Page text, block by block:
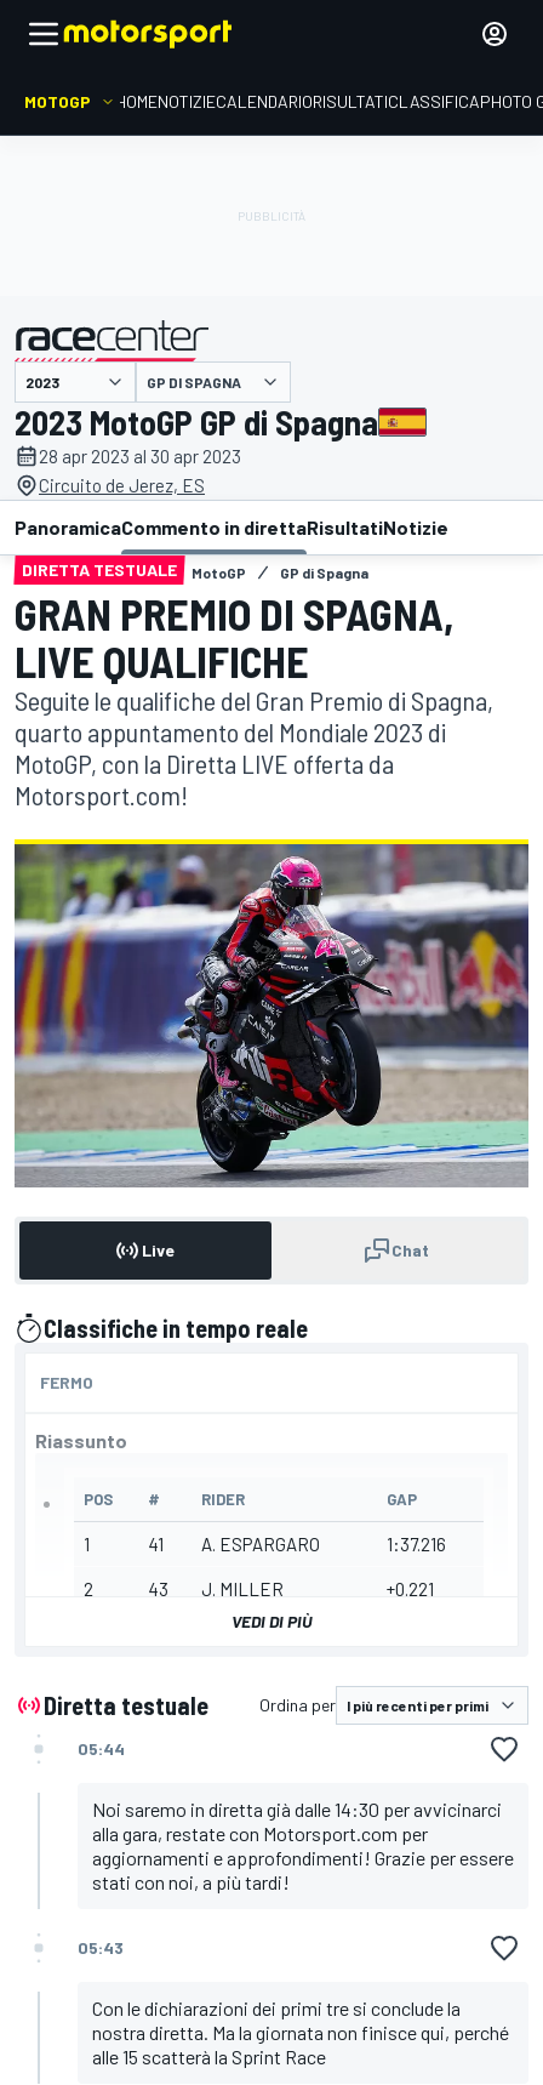
MOTOGP HOMENOTIZIECALENDARIORISULTATICLASSIFICAPHOTO
GP DI SPAGNA
2023 MotoGP GP di Spagna
28 apr 2023 al 30 apr 2023
Circuito de Jerez, ES
PanoramicaCommento in direttaRisultatiNotizie
DIRETTA TESTUALE MotoGP GP di Spagna
GRAN PREMIO DI SPAGNA,
LIVE QUALIFICHE
Seguite le qualifiche del Gran Premio di Spagna,
quarto appuntamento del Mondiale 2023 di
MotoGP, con la Diretta LIVE offerta da
Motorsport.com!
Live Chat
Classifiche in tempo reale
FERMO
Riassunto
POS # RIDER GAP
1 41 A. ESPARGARO 1:37.216
2 43 J. MILLER +0.221
J. MARTIN
+0.341
88 M. OLIVEIRA +0.380
8 5 J. ZARCO +0.400
10
VEDI DI PIÙ
Diretta testuale Ordina per
05:44
Noi saremo in diretta già dalle 14:30 per avvicinarci
alla gara, restate con Motorsport.com per
aggiornamenti e approfondimenti! Grazie per essere
stati con noi, a più tardi!
05:43
Con le dichiarazioni dei primi tre si conclude la
nostra diretta. Ma la giornata non finisce qui, perché
alle 15 scatterà la Sprint Race